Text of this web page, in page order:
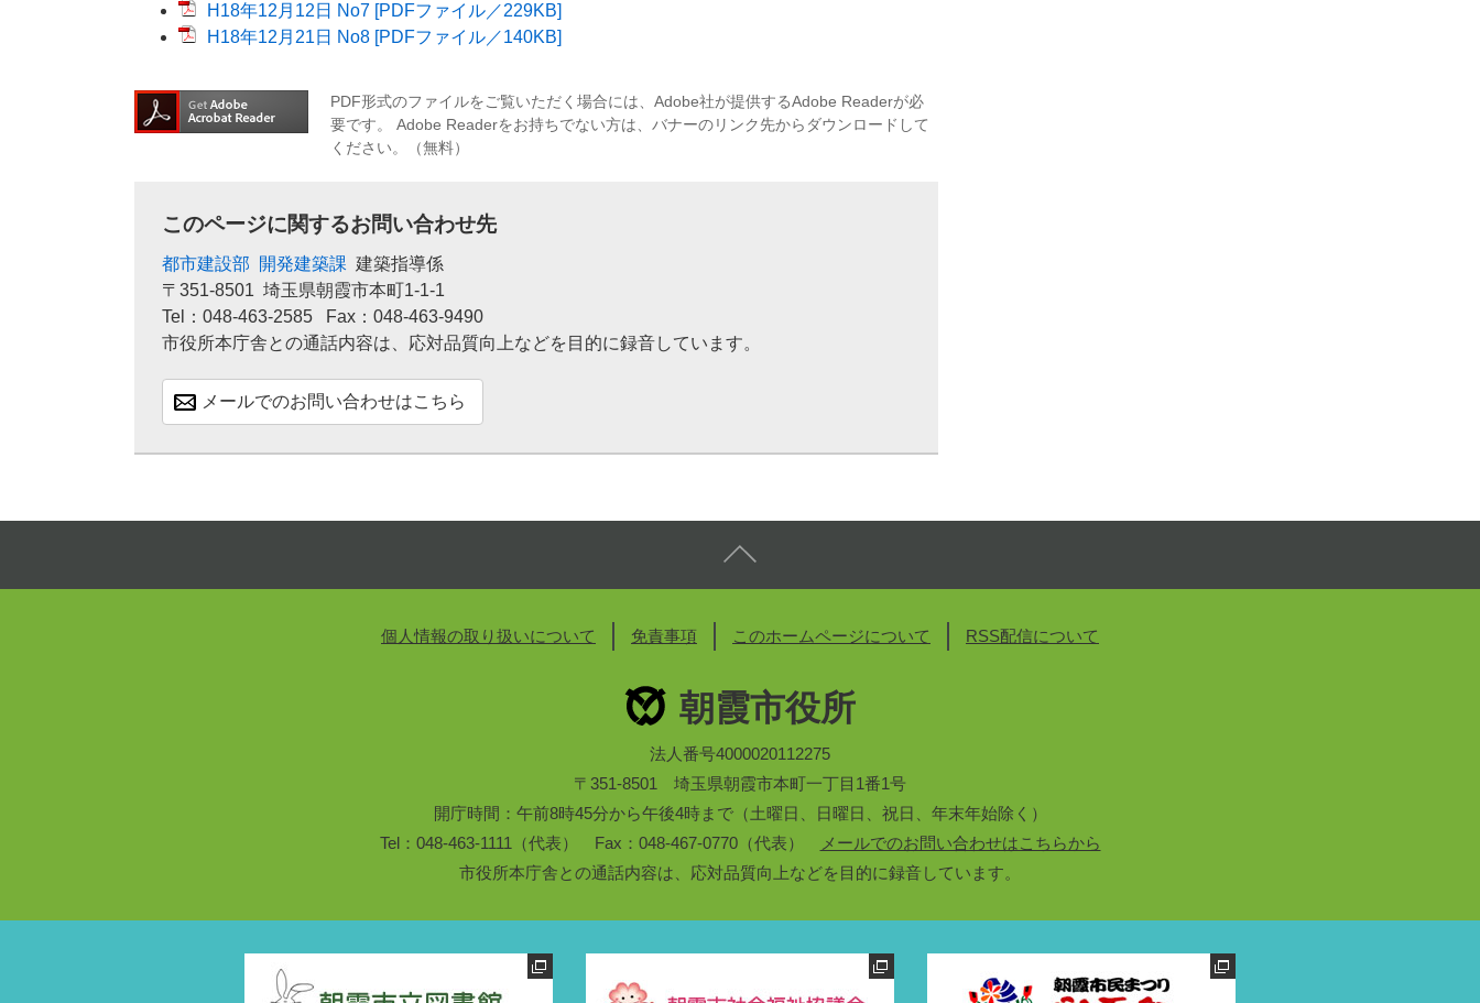
H18年12月12日 No7 [PDFファイル／229KB]
H18年12月21日 No8 [PDFファイル／140KB]
PDF形式のファイルをご覧いただく場合には、Adobe社が提供するAdobe Readerが必
要です。
Adobe Readerをお持ちでない方は、バナーのリンク先からダウンロードして
ください。（無料）
このページに関するお問い合わせ先
都市建設部 開発建築課 建築指導係
〒351-8501 埼玉県朝霞市本町1-1-1
Tel：048-463-2585
Fax：048-463-9490
市役所本庁舎との通話内容は、応対品質向上などを目的に録音しています。
メールでのお問い合わせはこちら
個人情報の取り扱いについて 免責事項 このホームページについて RSS配信について
朝霞市役所
法人番号4000020112275
〒351-8501 埼玉県朝霞市本町一丁目1番1号
開庁時間：午前8時45分から午後4時まで（土曜日、日曜日、祝日、年末年始除く）
Tel：048-463-1111（代表） Fax：048-467-0770（代表）
メールでのお問い合わせはこちらから
市役所本庁舎との通話内容は、応対品質向上などを目的に録音しています。